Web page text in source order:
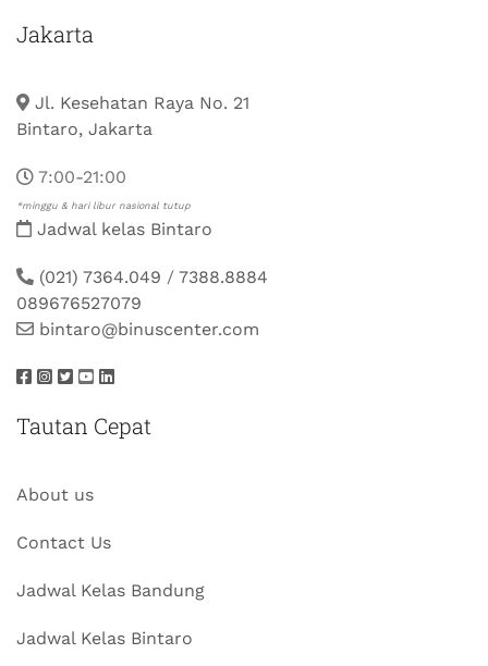
Jakarta
Jl. Kesehatan Raya No. 21
Bintaro, Jakarta
7:00-21:00
*minggu & hari libur nasional tutup
Jadwal kelas Bintaro
(021) 7364.049 / 7388.8884
089676527079
bintaro@binuscenter.com
Tautan Cepat
About us
Contact Us
Jadwal Kelas Bandung
Jadwal Kelas Bintaro